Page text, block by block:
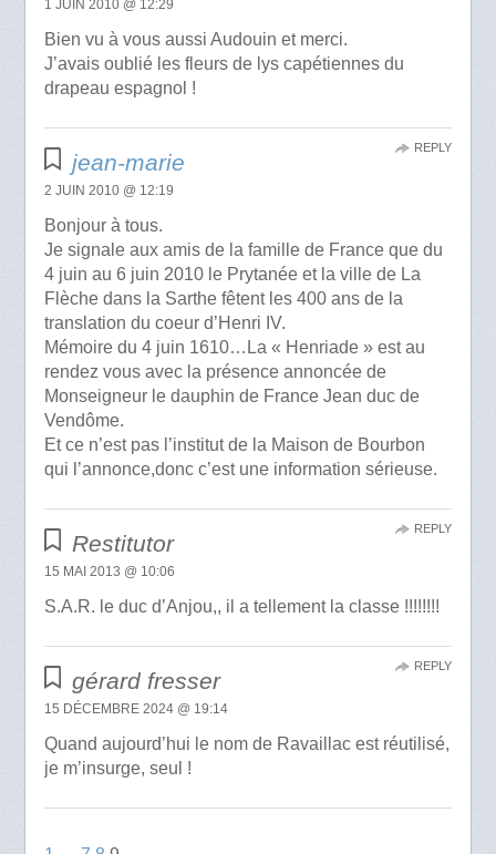
1 JUIN 2010 @ 12:29
Bien vu à vous aussi Audouin et merci.
J’avais oublié les fleurs de lys capétiennes du
drapeau espagnol !
jean-marie
2 JUIN 2010 @ 12:19
Bonjour à tous.
Je signale aux amis de la famille de France que du
4 juin au 6 juin 2010 le Prytanée et la ville de La
Flèche dans la Sarthe fêtent les 400 ans de la
translation du coeur d’Henri IV.
Mémoire du 4 juin 1610…La « Henriade » est au
rendez vous avec la présence annoncée de
Monseigneur le dauphin de France Jean duc de
Vendôme.
Et ce n’est pas l’institut de la Maison de Bourbon
qui l’annonce,donc c’est une information sérieuse.
REPLY
Restitutor
15 MAI 2013 @ 10:06
S.A.R. le duc d’Anjou,, il a tellement la classe !!!!!!!!
REPLY
gérard fresser
15 DÉCEMBRE 2024 @ 19:14
Quand aujourd’hui le nom de Ravaillac est réutilisé,
je m’insurge, seul !
REPLY